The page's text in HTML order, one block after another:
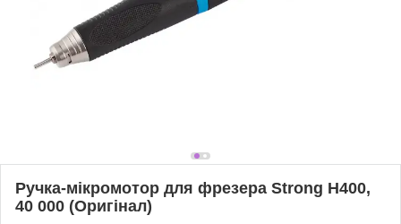
Ручка-мікромотор для фрезера Strong H400,
40 000 (Оригінал)